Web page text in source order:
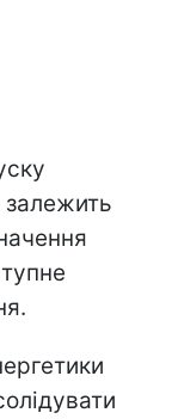
залежить